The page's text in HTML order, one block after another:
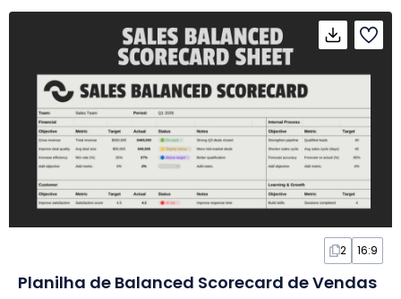
2 16:9
Planilha de Balanced Scorecard de Vendas